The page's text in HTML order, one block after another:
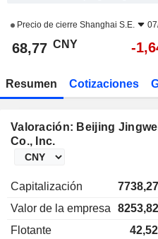
Precio de cierre Shanghai S.E.
68,77 CNY -
Resumen Cotizaciones
Valoración: Beijing
Co., Inc.
Capitalización
Valor de la empresa
Flotante